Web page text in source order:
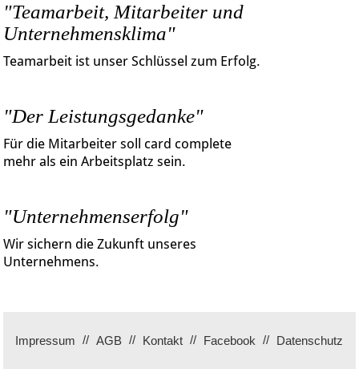
"Teamarbeit, Mitarbeiter und
Unternehmensklima"
Teamarbeit ist unser Schlüssel zum Erfolg.
"Der Leistungsgedanke"
Für die Mitarbeiter soll card complete
mehr als ein Arbeitsplatz sein.
"Unternehmenserfolg"
Wir sichern die Zukunft unseres
Unternehmens.
Impressum AGB Kontakt Facebook Datenschutz